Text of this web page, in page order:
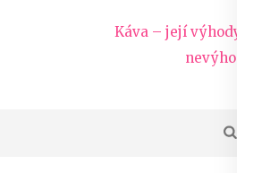
Káva – její výhody a
nevýhody